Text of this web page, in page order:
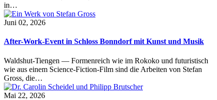
in…
Juni 02, 2026
After-Work-Event in Schloss Bonndorf mit Kunst und Musik
Waldshut-Tiengen — Formenreich wie im Rokoko und futuristisch
wie aus einem Science-Fiction-Film sind die Arbeiten von Stefan
Gross, die…
Mai 22, 2026